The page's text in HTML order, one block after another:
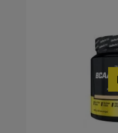
2. Glutamine
3. L-Glutamine
4. Glutamine
5. L-